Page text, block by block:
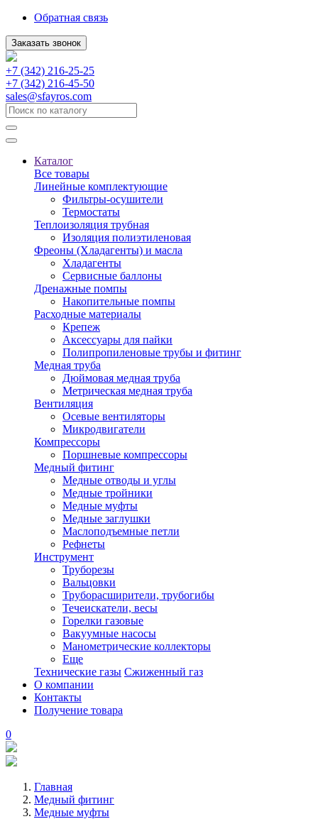
Обратная связь
Заказать звонок
+7 (342) 216-25-25
+7 (342) 216-45-50
sales@sfayros.com
Каталог
Все товары
Линейные комплектующие
Фильтры-осушители
Термостаты
Теплоизоляция трубная
Изоляция полиэтиленовая
Фреоны (Хладагенты) и масла
Хладагенты
Сервисные баллоны
Дренажные помпы
Накопительные помпы
Расходные материалы
Крепеж
Аксессуары для пайки
Полипропиленовые трубы и фитинг
Медная труба
Дюймовая медная труба
Метрическая медная труба
Вентиляция
Осевые вентиляторы
Микродвигатели
Компрессоры
Поршневые компрессоры
Медный фитинг
Медные отводы и углы
Медные тройники
Медные муфты
Медные заглушки
Маслоподъемные петли
Рефнеты
Инструмент
Труборезы
Вальцовки
Труборасширители, трубогибы
Течеискатели, весы
Горелки газовые
Вакуумные насосы
Манометрические коллекторы
Еще
Технические газы Сжиженный газ
О компании
Контакты
Получение товара
0
Главная
Медный фитинг
Медные муфты